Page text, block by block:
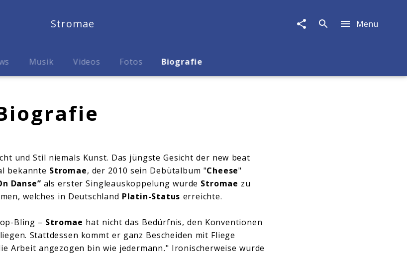
Stromae Menu
Musik Videos Fotos Biografie
und Stil niemals Kunst. Das jüngste Gesicht der new beat
bekannte Stromae, der 2010 sein Debütalbum "Cheese"
Danse” als erster Singleauskoppelung wurde Stromae zu
welches in Deutschland Platin-Status erreichte.
Bling – Stromae hat nicht das Bedürfnis, den Konventionen
Stattdessen kommt er ganz Bescheiden mit Fliege
Arbeit angezogen bin wie jedermann." Ironischerweise wurde